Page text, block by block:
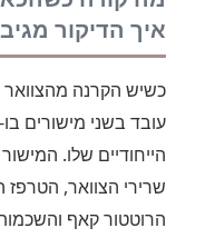
איך הדיקור
כשיש הקרנה מהצוואר
עובד בשני מישורים
הייחודיים שלו.
שרירי הצוואר, הטרפז
הרוטטור קאף